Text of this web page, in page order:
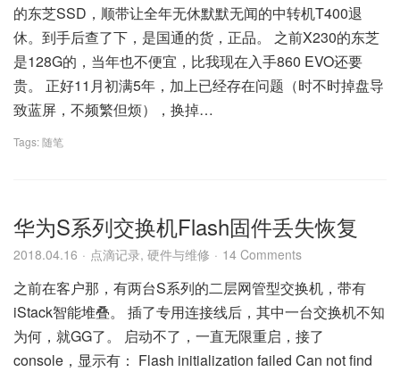
的东芝SSD，顺带让全年无休默默无闻的中转机T400退
休。到手后查了下，是国通的货，正品。 之前X230的东芝
是128G的，当年也不便宜，比我现在入手860 EVO还要
贵。 正好11月初满5年，加上已经存在问题（时不时掉盘导
致蓝屏，不频繁但烦），换掉…
Tags:随笔
华为S系列交换机Flash固件丢失恢复
2018.04.16 点滴记录, 硬件与维修 14 Comments
之前在客户那，有两台S系列的二层网管型交换机，带有
iStack智能堆叠。 插了专用连接线后，其中一台交换机不知
为何，就GG了。 启动不了，一直无限重启，接了
console，显示有： Flash initialization failed Can not find